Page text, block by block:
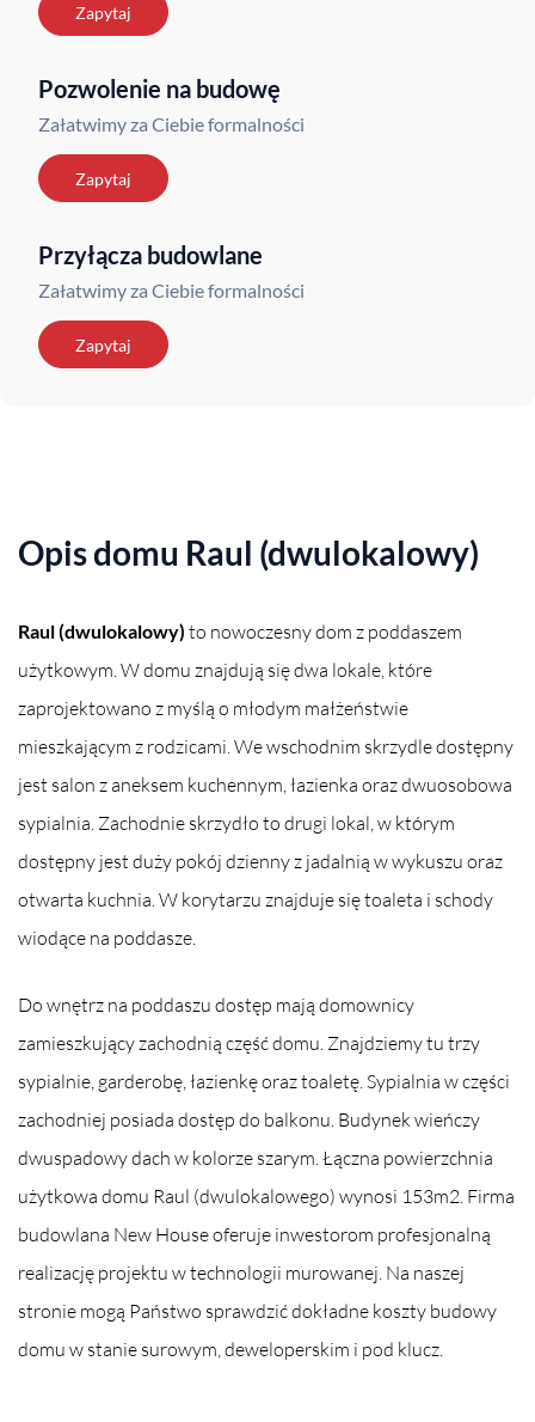
Zapytaj
Pozwolenie na budowę
Załatwimy za Ciebie formalności
Zapytaj
Przyłącza budowlane
Załatwimy za Ciebie formalności
Zapytaj
Opis domu Raul (dwulokalowy)
Raul (dwulokalowy) to nowoczesny dom z poddaszem
użytkowym. W domu znajdują się dwa lokale, które
zaprojektowano z myślą o młodym małżeństwie
mieszkającym z rodzicami. We wschodnim skrzydle dostępny
jest salon z aneksem kuchennym, łazienka oraz dwuosobowa
sypialnia. Zachodnie skrzydło to drugi lokal, w którym
dostępny jest duży pokój dzienny z jadalnią w wykuszu oraz
otwarta kuchnia. W korytarzu znajduje się toaleta i schody
wiodące na poddasze.
Do wnętrz na poddaszu dostęp mają domownicy
zamieszkujący zachodnią część domu. Znajdziemy tu trzy
sypialnie, garderobę, łazienkę oraz toaletę. Sypialnia w części
zachodniej posiada dostęp do balkonu. Budynek wieńczy
dwuspadowy dach w kolorze szarym. Łączna powierzchnia
użytkowa domu Raul (dwulokalowego) wynosi 153m2. Firma
budowlana New House oferuje inwestorom profesjonalną
realizację projektu w technologii murowanej. Na naszej
stronie mogą Państwo sprawdzić dokładne koszty budowy
domu w stanie surowym, deweloperskim i pod klucz.